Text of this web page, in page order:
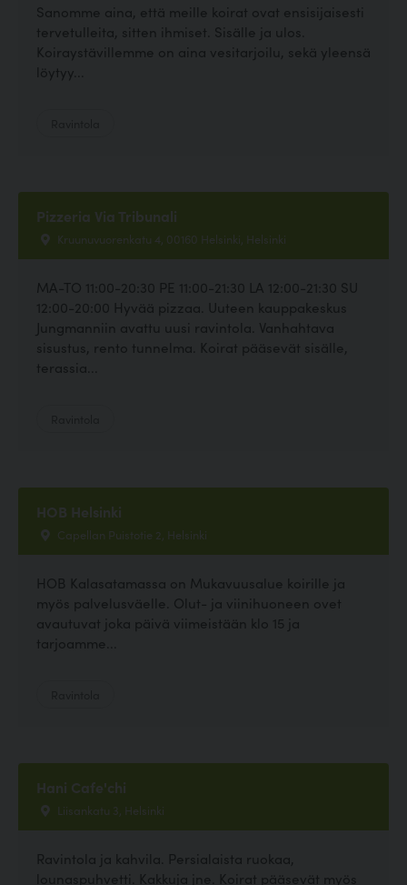
Sanomme aina, että meille koirat ovat ensisijaisesti
tervetulleita, sitten ihmiset. Sisälle ja ulos.
Koiraystävillemme on aina vesitarjoilu, sekä yleensä
löytyy...
Pizzeria Via Tribunali
Kruunuvuorenkatu 4, 00160 Helsinki, Helsinki
MA-TO 11:00-20:30 PE 11:00-21:30 LA 12:00-21:30 SU
12:00-20:00 Hyvää pizzaa. Uuteen kauppakeskus
Jungmanniin avattu uusi ravintola. Vanhahtava
sisustus, rento tunnelma. Koirat pääsevät sisälle,
terassia...
HOB Helsinki
Capellan Puistotie 2, Helsinki
HOB Kalasatamassa on Mukavuusalue koirille ja
myös palvelusväelle. Olut- ja viinihuoneen ovet
avautuvat joka päivä viimeistään klo 15 ja
tarjoamme...
Hani Cafe'chi
Liisankatu 3, Helsinki
Ravintola ja kahvila. Persialaista ruokaa,
lounaspuhvetti. Kakkuja jne. Koirat pääsevät myös